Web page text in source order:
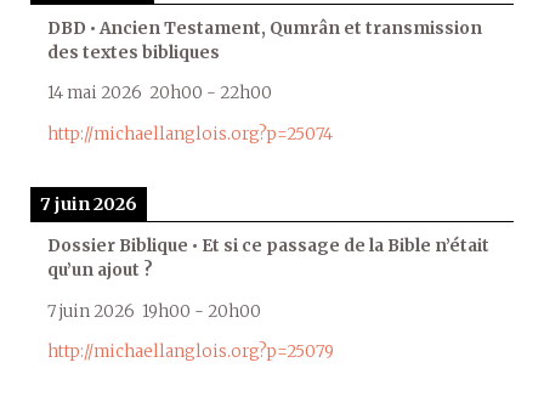
DBD • Ancien Testament, Qumrân et transmission
des textes bibliques
14 mai 2026 20h00 - 22h00
http://michaellanglois.org?p=25074
7 juin 2026
Dossier Biblique • Et si ce passage de la Bible n’était
qu’un ajout ?
7 juin 2026 19h00 - 20h00
http://michaellanglois.org?p=25079